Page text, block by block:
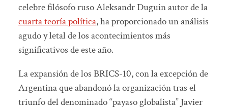
celebre filósofo ruso Aleksandr Duguin autor de la
cuarta teoría política, ha proporcionado un análisis
agudo y letal de los acontecimientos más
significativos de este año.
La expansión de los BRICS-10, con la excepción de
Argentina que abandonó la organización tras el
triunfo del denominado “payaso globalista” Javier